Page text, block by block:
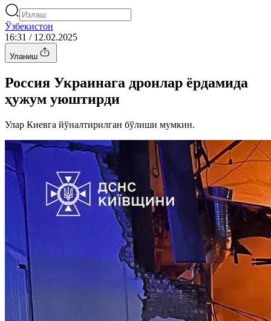
Ўзбекистон
16:31 / 12.02.2025
Уланиш
Россия Украинага дронлар ёрдамида
ҳужум уюштирди
Улар Киевга йўналтирилган бўлиши мумкин.